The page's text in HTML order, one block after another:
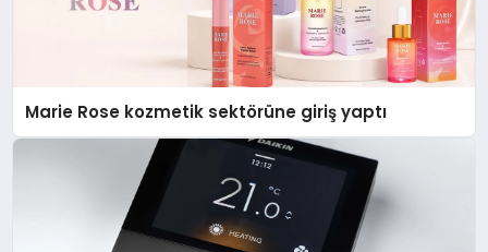
Marie Rose kozmetik sektörüne giriş yaptı